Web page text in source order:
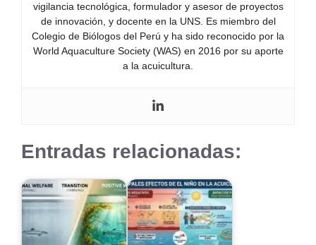
vigilancia tecnológica, formulador y asesor de proyectos
de innovación, y docente en la UNS. Es miembro del
Colegio de Biólogos del Perú y ha sido reconocido por la
World Aquaculture Society (WAS) en 2016 por su aporte
a la acuicultura.
Entradas relacionadas: